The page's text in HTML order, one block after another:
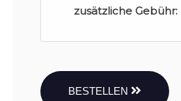
zusätzliche Gebühr:
BESTELLEN